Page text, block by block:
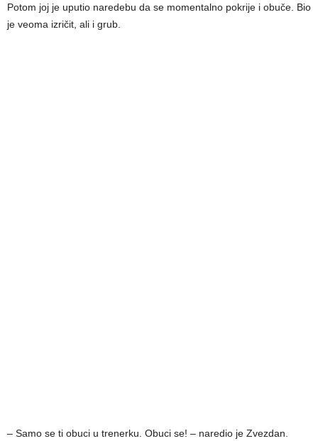
Potom joj je uputio naredebu da se momentalno pokrije i obuče. Bio
je veoma izričit, ali i grub.
– Samo se ti obuci u trenerku. Obuci se! – naredio je Zvezdan.